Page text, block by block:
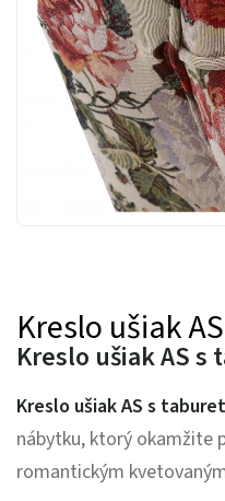
Kreslo ušiak
Kreslo ušiak AS
Kreslo ušiak AS s
nábytku, ktorý okamžite
romantickým